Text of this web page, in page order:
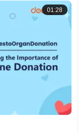
01:28